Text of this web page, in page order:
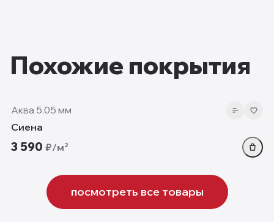
Похожие покрытия
Аква 5.05 мм
Сиена
3 590 ₽/м²
посмотреть все товары